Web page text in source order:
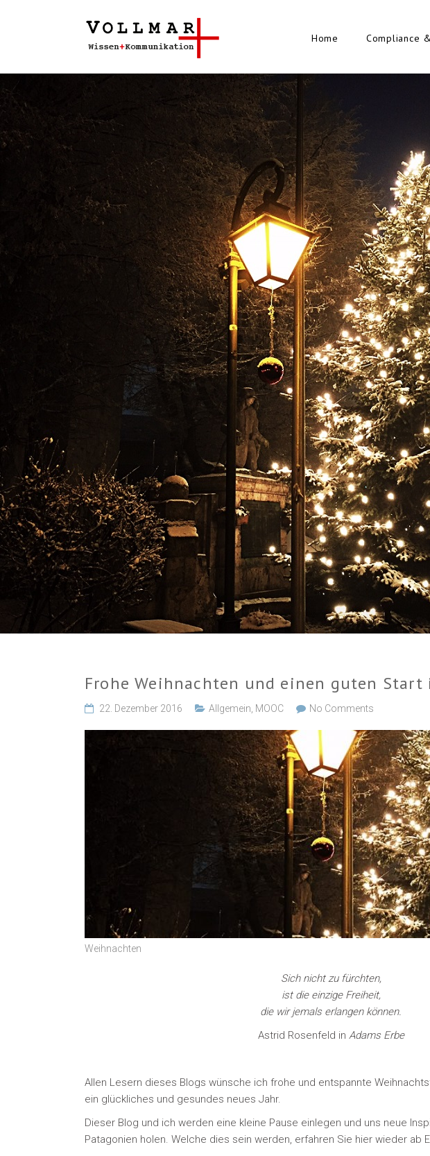
Home Compliance
Frohe Weihnachten und einen guten Start
22. Dezember 2016 Allgemein MOOC No Comments
Weihnachten
Sich nicht zu fürchten,
ist die einzige Freiheit,
die wir jemals erlangen können.
Astrid Rosenfeld in Adams Erbe
Allen Lesern dieses Blogs wünsche ich frohe und entspannte
ein glückliches und gesundes neues Jahr.
Dieser Blog und ich werden eine kleine Pause einlegen und uns neue
Patagonien holen. Welche dies sein werden, erfahren Sie hier wieder ab